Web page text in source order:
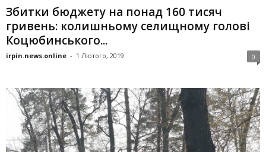
Збитки бюджету на понад 160 тисяч
гривень: колишньому селищному голові
Коцюбинського...
irpin.news.online - 1 Лютого, 2019 0